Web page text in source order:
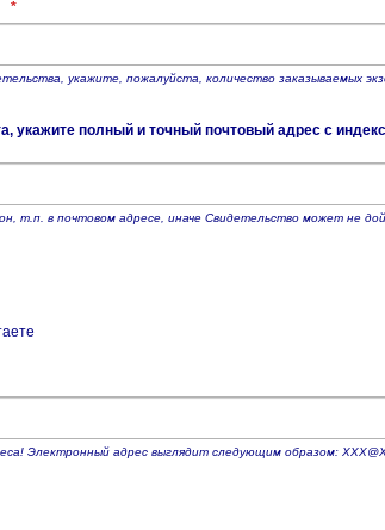
*
укажите, пожалуйста, количество заказываемых
укажите полный и точный почтовый адрес с
т.п. в почтовом адресе, иначе Свидетельство может не
Электронный адрес выглядит следующим образом: